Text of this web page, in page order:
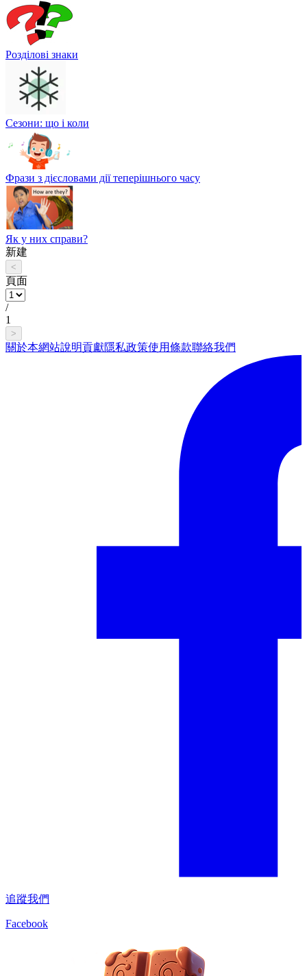
Розділові знаки
Сезони: що і коли
Фрази з дієсловами дії теперішнього часу
Як у них справи?
新建
<
頁面
/
1
>
關於本網站說明貢獻隱私政策使用條款聯絡我們
追蹤我們
Facebook